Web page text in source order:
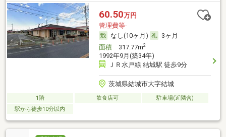
60.50万円
管理費等-
なし(10ヶ月)
3ヶ月
面積317.77m2
1992年9月(築34年)
ＪＲ水戸線 結城駅 徒歩9分
茨城県結城市大字結城
1階 飲食店可
駐車場(近隣含)
駅から徒歩10分以内